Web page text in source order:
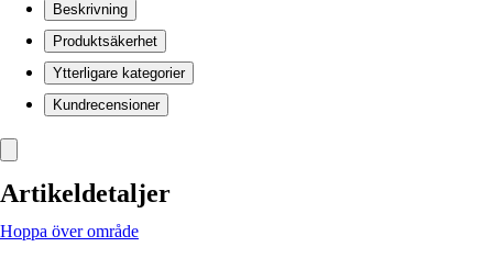
Beskrivning
Produktsäkerhet
Ytterligare kategorier
Kundrecensioner
Artikeldetaljer
Hoppa över område